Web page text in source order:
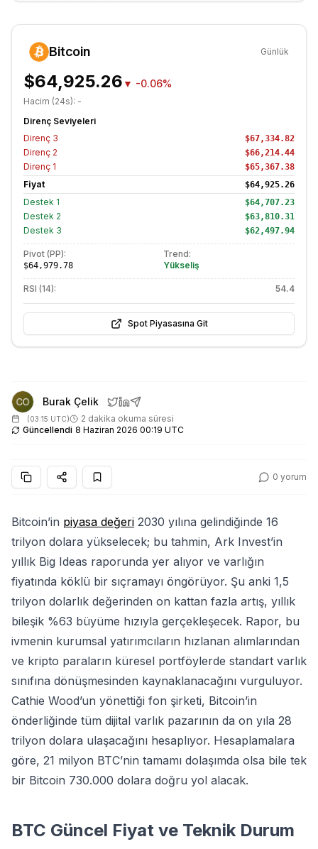
Bitcoin Günlük
$64,925.26 ▼ -0.06%
Hacim (24s): -
Direnç Seviyeleri
Direnç 3 $67,334.82
Direnç 2 $66,214.44
Direnç 1 $65,367.38
Fiyat $64,925.26
Destek 1 $64,707.23
Destek 2 $63,810.31
Destek 3 $62,497.94
Pivot (PP):
$64,979.78
Trend:
Yükseliş
RSI (14): 54.4
Spot Piyasasına Git
Burak Çelik
(03:15 UTC)
2 dakika okuma süresi
Güncellendi 8 Haziran 2026 00:19 UTC
0 yorum
Bitcoin’in piyasa değeri 2030 yılına gelindiğinde 16
trilyon dolara yükselecek; bu tahmin, Ark Invest’in
yıllık Big Ideas raporunda yer alıyor ve varlığın
fiyatında köklü bir sıçramayı öngörüyor. Şu anki 1,5
trilyon dolarlık değerinden on kattan fazla artış, yıllık
bileşik %63 büyüme hızıyla gerçekleşecek. Rapor, bu
ivmenin kurumsal yatırımcıların hızlanan alımlarından
ve kripto paraların küresel portföylerde standart varlık
sınıfına dönüşmesinden kaynaklanacağını vurguluyor.
Cathie Wood’un yönettiği fon şirketi, Bitcoin’in
önderliğinde tüm dijital varlık pazarının da on yıla 28
trilyon dolara ulaşacağını hesaplıyor. Hesaplamalara
göre, 21 milyon BTC’nin tamamı dolaşımda olsa bile tek
bir Bitcoin 730.000 dolara doğru yol alacak.
BTC Güncel Fiyat ve Teknik Durum